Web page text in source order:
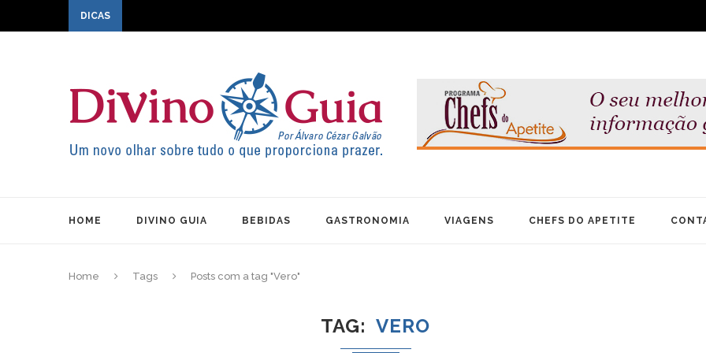
DICAS
HOME DIVINO GUIA BEBIDAS GASTRONOMIA VIAGENS CHEFS DO APETITE
Home Tags Posts com a tag "Vero"
TAG VERO